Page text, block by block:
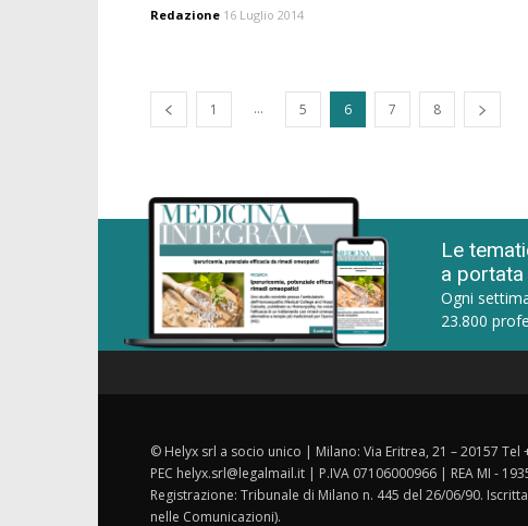
Redazione 16 Luglio 2014
1 ... 5 6 7 8
Le
a
Ogni
23.800
© Helyx srl a socio unico | Milano: Via Eritrea, 21 – 20157
PEC helyx.srl@legalmail.it | P.IVA 07106000966 | REA MI -
Registrazione: Tribunale di Milano n. 445 del 26/06/90.
nelle Comunicazioni).